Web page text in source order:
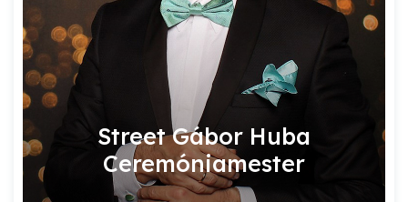
Street Gábor Huba
Ceremóniamester